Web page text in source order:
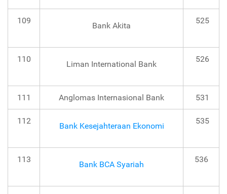
109
Bank Akita
525
110
Liman International Bank
526
111 Anglomas Internasional Bank 531
112
Bank Kesejahteraan Ekonomi
535
113
Bank BCA Syariah
536